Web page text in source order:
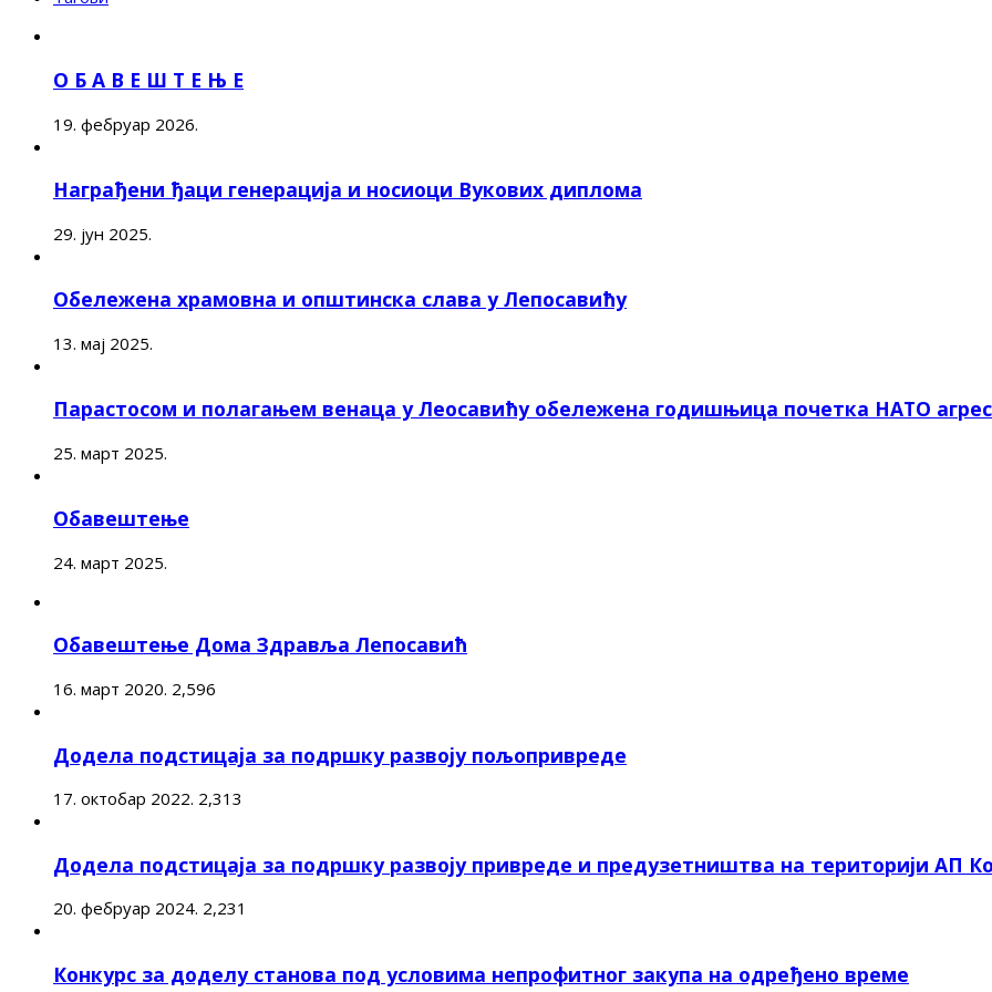
О Б А В Е Ш Т Е Њ Е
19. фебруар 2026.
Награђени ђаци генерација и носиоци Вукових диплома
29. јун 2025.
Обележена храмовна и општинска слава у Лепосавићу
13. мај 2025.
Парастосом и полагањем венаца у Леосавићу обележена годишњица почетка НАТО
25. март 2025.
Обавештење
24. март 2025.
Обавештење Дома Здравља Лепосавић
16. март 2020. 2,596
Додела подстицаја за подршку развоју пољопривреде
17. октобар 2022. 2,313
Додела подстицаја за подршку развоју привреде и предузетништва на територији АП
20. фебруар 2024. 2,231
Конкурс за доделу станова под условима непрофитног закупа на одређено време